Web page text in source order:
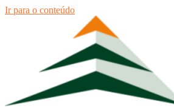
Ir para o conteúdo